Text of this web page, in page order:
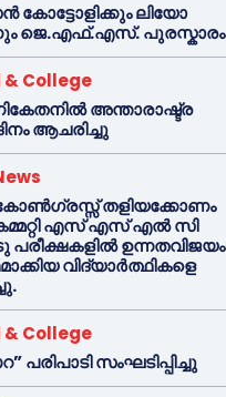
കോട്ടോളിക്കും ലിയോ
ജെ.എഫ്.എസ്. പുരസ്കാരം
& College
അന്താരാഷ്ട്ര
ആചരിച്ചു
തളിയക്കോണം
എസ് എസ് എൽ സി
ഉന്നതവിജയം
വിദ്യാർത്ഥികളെ
& College
പരിപാടി സംഘടിപ്പിച്ചു